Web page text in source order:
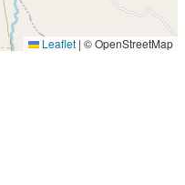
Leaflet | © OpenStreetMap